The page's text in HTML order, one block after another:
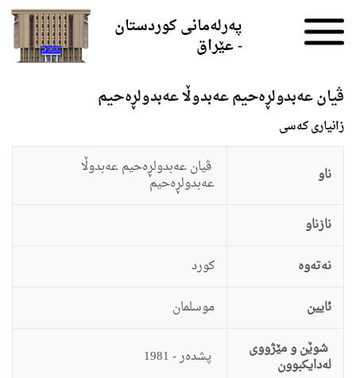
پەرلەمانی کوردستان
- عێراق
ڤیان عه‌بدولڕه‌حیم عه‌بدوڵا عه‌بدولڕه‌حیم
زانيارى کەسی
ناو ڤیان عه‌بدولڕه‌حیم عه‌بدوڵا
عه‌بدولڕه‌حیم
نازناو
نەتەوە
كورد
ئایین
موسلمان
شوێن و مێژووی
لەدایکبوون پشده‌ر - 1981